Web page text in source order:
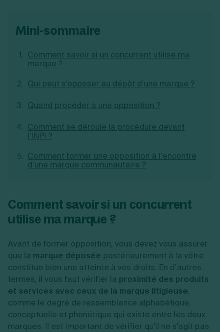
Je souhaite être accompagné
Découvrez notre cabinet d'expertise
comptable LS Compta
Création de SASU
Création de SARL
Création de SCI
Création d'association
Ouverture compte pro
Création d'entreprise
mini-sommaire
Comment savoir si un concurrent utilise ma
marque ?
Qui peut s'opposer au dépôt d’une marque ?
Quand procéder à une opposition ?
Comment se déroule la procédure devant
l’INPI ?
Comment former une opposition à l’encontre
d’une marque communautaire ?
Comment savoir si un concurrent
utilise ma marque ?
Avant de former opposition, vous devez vous assurer
que la marque déposée postérieurement à la vôtre
constitue bien une atteinte à vos droits. En d’autres
termes, il vous faut vérifier la proximité des produits
et services avec ceux de la marque litigieuse,
comme le degré de ressemblance alphabétique,
conceptuelle et phonétique qui existe entre les deux
marques. Il est important de vérifier qu'il ne s'agit pas